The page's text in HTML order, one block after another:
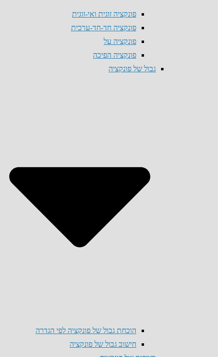
פונקציה זוגית ואי-זוגית
פונקציה חד-חד-ערכית
פונקציה על
פונקציה הפיכה
גבול של פונקציה
הוכחת גבול של פונקציה לפי הגדרה
חישוב גבול של פונקציה